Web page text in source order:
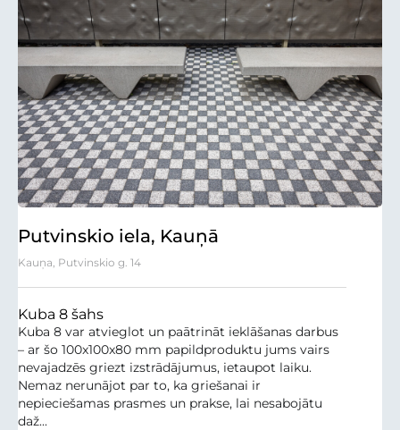
Putvinskio iela, Kauņā
Kauņa, Putvinskio g. 14
Kuba 8 šahs
Kuba 8 var atvieglot un paātrināt ieklāšanas darbus
– ar šo 100x100x80 mm papildproduktu jums vairs
nevajadzēs griezt izstrādājumus, ietaupot laiku.
Nemaz nerunājot par to, ka griešanai ir
nepieciešamas prasmes un prakse, lai nesabojātu
daž...